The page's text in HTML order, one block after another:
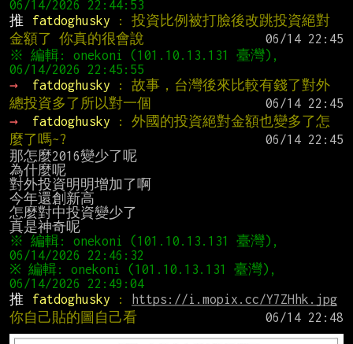
推
fatdoghusky
: 投資比例被打臉後改跳投資絕對
金額了 你真的很會說
※ 編輯: onekoni (101.10.13.131 臺灣),
→
fatdoghusky
: 故事，台灣後來比較有錢了對外
總投資多了所以對一個
→
fatdoghusky
: 外國的投資絕對金額也變多了怎
麼了嗎~?
那怎麼2016變少了呢
為什麼呢
對外投資明明增加了啊
今年還創新高
怎麼對中投資變少了
※ 編輯: onekoni (101.10.13.131 臺灣),
※ 編輯: onekoni (101.10.13.131 臺灣),
推
fatdoghusky :
https://i.mopix.cc/Y7ZHhk.jpg
你自己貼的圖自己看